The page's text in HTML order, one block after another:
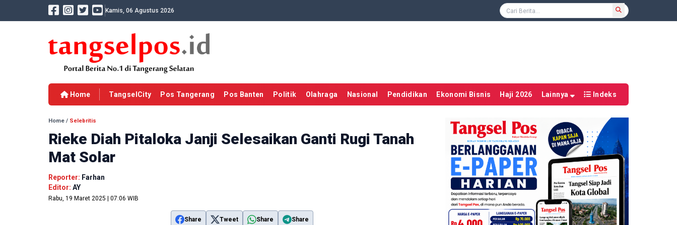
Kamis, 06 Agustus 2026
Home TangselCity Pos Tangerang Pos Banten Politik Olahraga Nasional Pendidikan Ekonomi Bisnis Haji 2026 Lainnya Indeks
Home / Selebritis
Rieke Diah Pitaloka Janji Selesaikan Ganti Rugi Tanah
Mat Solar
Reporter: Farhan
Editor: AY
Rabu, 19 Maret 2025 | 07:06 WIB
Share Tweet Share Share